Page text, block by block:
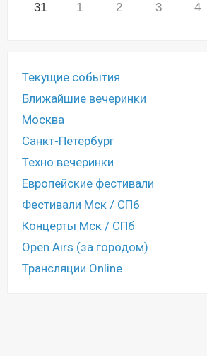
31 1 2 3 4
Текущие события
Ближайшие вечеринки
Москва
Санкт-Петербург
Техно вечеринки
Европейские фестивали
Фестивали Мск / СПб
Концерты Мск / СПб
Open Airs (за городом)
Трансляции Online